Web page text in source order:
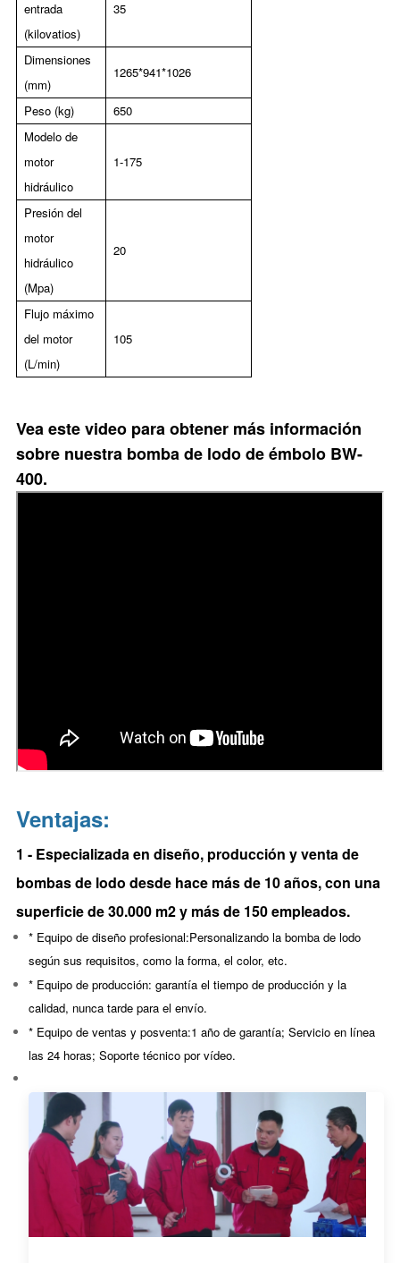
entrada
(kilovatios)
35
Dimensiones
(mm)
1265*941*1026
Peso (kg)
650
Modelo de
motor
hidráulico
1-175
Presión del
motor
hidráulico
(Mpa)
20
Flujo máximo
del motor
(L/min)
105
Vea este video para obtener más información
sobre nuestra bomba de lodo de émbolo BW-
400.
Ventajas:
1 - Especializada en diseño, producción y venta de
bombas de lodo desde hace más de 10 años, con una
superficie de 30.000 m2 y más de 150 empleados.
* Equipo de diseño profesional:Personalizando la bomba de lodo
según sus requisitos, como la forma, el color, etc.
* Equipo de producción: garantíael tiempo de producción y la
calidad, nunca tarde para el envío.
* Equipo de ventas y posventa:1 año de garantía; Servicio en línea
las 24 horas; Soporte técnico por vídeo.